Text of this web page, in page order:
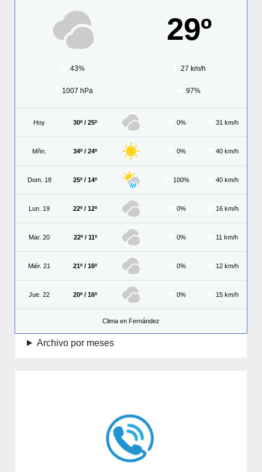
29º
43% 27 km/h
1007 hPa 97%
Hoy 30º / 25º 0% 31 km/h
Mñn. 34º / 24º 0% 40 km/h
Dom. 18 25º / 14º 100% 40 km/h
Lun. 19 22º / 12º 0% 16 km/h
Mar. 20 22º / 11º 0% 11 km/h
Miér. 21 21º / 16º 0% 12 km/h
Jue. 22 20º / 16º 0% 15 km/h
Clima en Fernández
Archivo por meses